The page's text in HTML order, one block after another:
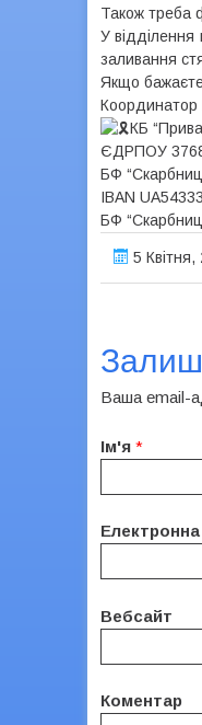
Також треба
У
заливання
Якщо
КБ
ЄДРПОУ
БФ
IBAN
БФ
5
Ваша email-
Ім'я *
Вебсайт
Коментар